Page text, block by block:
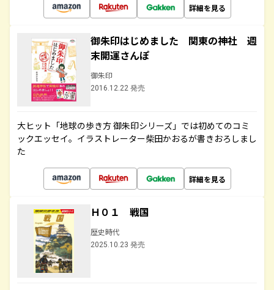
詳細を見る
御朱印はじめました 関東の神社 週
末開運さんぽ
御朱印
2016.12.22 発売
大ヒット「地球の歩き方 御朱印シリーズ」では初めてのコミ
ックエッセイ。イラストレーター柴田かおるが書きおろしまし
た
詳細を見る
Ｈ０１ 戦国
歴史時代
2025.10.23 発売